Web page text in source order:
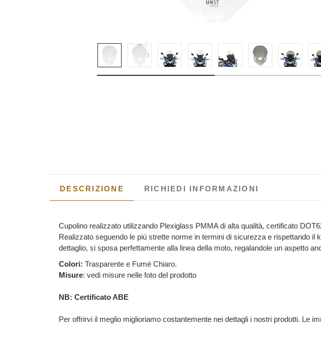
DESCRIZIONE RICHIEDI INFORMAZIONI
Cupolino realizzato utilizzando Plexiglass PMMA di alta qualità, certificato
Realizzato seguendo le più strette norme in termini di sicurezza e rispettando
dettaglio, si sposa perfettamente alla linea della moto, regalandole un aspetto
Colori: Trasparente e Fumé Chiaro.
Misure: vedi misure nelle foto del prodotto
NB: Certificato ABE
Per offrirvi il meglio miglioriamo costantemente nei dettagli i nostri prodotti. Le